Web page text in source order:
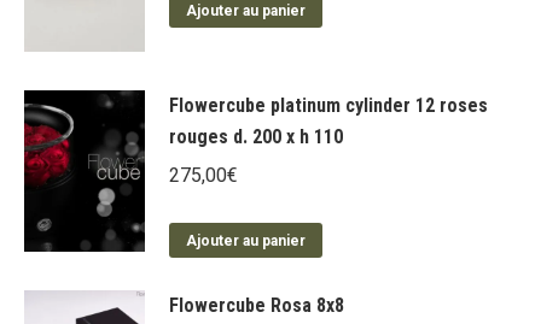
Ajouter au panier
Flowercube platinum cylinder 12 roses
rouges d. 200 x h 110
275,00€
Ajouter au panier
Flowercube Rosa 8x8